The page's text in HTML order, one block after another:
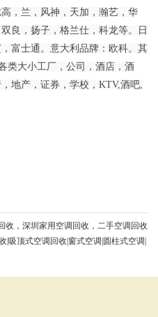
，兰，风神，天加，瀚艺，华
良，扬子，格兰仕，科龙等。日
富士通。意大利品牌：欧科。其
类大小工厂，公司，酒店，酒
地产，证券，学校，KTV,酒吧,
收，深圳家用空调回收，二手空调回收
|吸顶式空调回收|窗式空调|圆柱式空调|